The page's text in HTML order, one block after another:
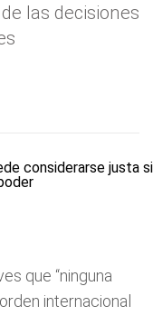
las decisiones
que “ninguna
internacional